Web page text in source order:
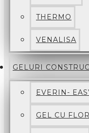
THERMO
VENALISA
GELURI
EVERIN-
GEL CU